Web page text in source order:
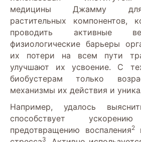
медицины Джамму для
растительных компонентов,
проводить активные
физиологические барьеры
их потери на всем пути
улучшают их усвоение. С
биобустерам только
механизмы их действия и
Например, удалось
способствует
предотвращению воспаления2
3